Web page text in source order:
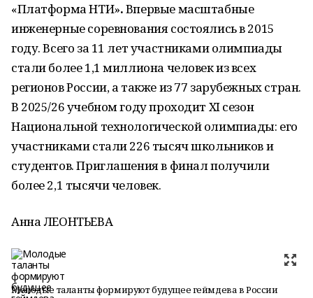
«Платформа НТИ».Впервые масштабные
инженерные соревнования состоялись в 2015
году. Всего за 11 лет участниками олимпиады
стали более 1,1 миллиона человек из всех
регионов России, а также из 77 зарубежных стран.
В 2025/26 учебном году проходит XI сезон
Национальной технологической олимпиады: его
участниками стали 226 тысяч школьников и
студентов. Приглашения в финал получили
более 2,1 тысячи человек.
Анна ЛЕОНТЬЕВА
Молодые таланты формируют будущее геймдева в России